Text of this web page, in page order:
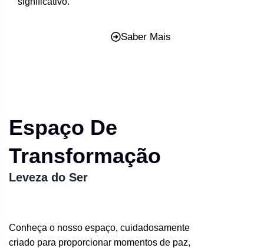
Saber Mais
Espaço De
Transformação
Leveza do Ser
Conheça o nosso espaço, cuidadosamente
criado para proporcionar momentos de paz,